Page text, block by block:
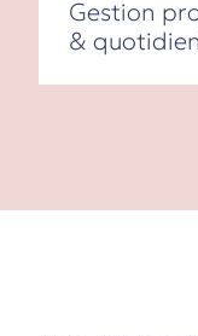
Gestion
&